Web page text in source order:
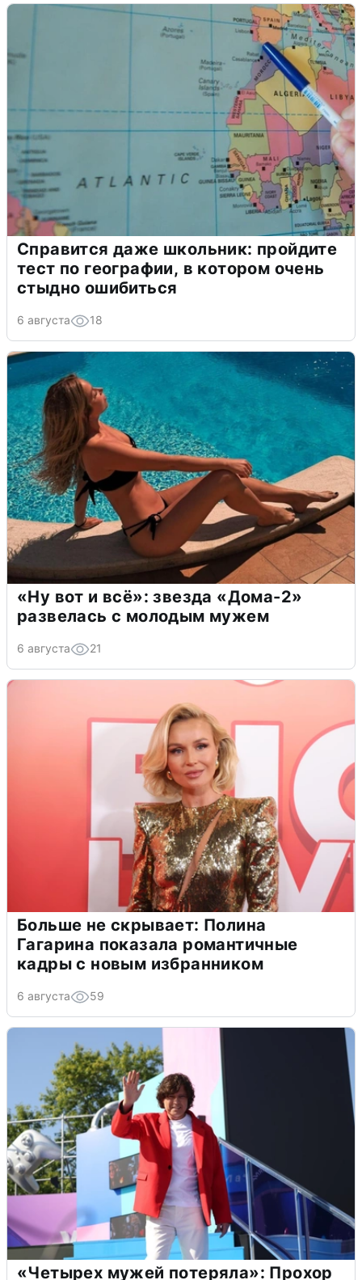
Справится даже школьник: пройдите
тест по географии, в котором очень
стыдно ошибиться
6 августа 18
«Ну вот и всё»: звезда «Дома-2»
развелась с молодым мужем
6 августа 21
Больше не скрывает: Полина
Гагарина показала романтичные
кадры с новым избранником
6 августа 59
«Четырех мужей потеряла»: Прохор